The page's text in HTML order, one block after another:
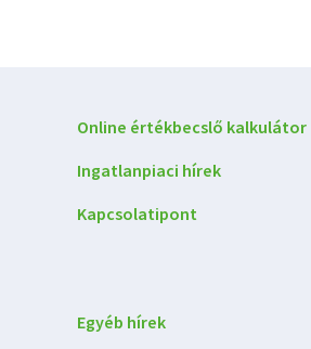
Online értékbecslő kalkulátor
Ingatlanpiaci hírek
Kapcsolatipont
Egyéb hírek